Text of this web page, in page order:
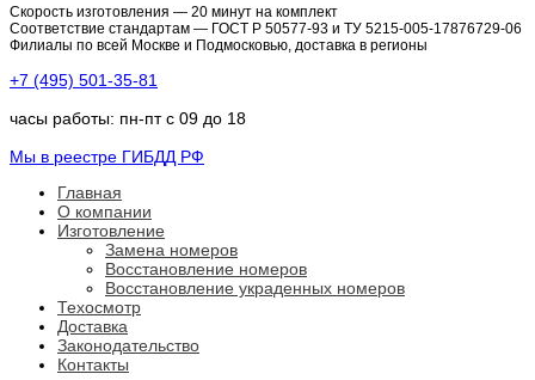
Скорость изготовления — 20 минут на комплект
Соответствие стандартам — ГОСТ Р 50577-93 и ТУ 5215-005-17876729-06
Филиалы по всей Москве и Подмосковью, доставка в регионы
+7 (495) 501-35-81
часы работы: пн-пт с 09 до 18
Мы в реестре ГИБДД РФ
Главная
О компании
Изготовление
Замена номеров
Восстановление номеров
Восстановление украденных номеров
Техосмотр
Доставка
Законодательство
Контакты